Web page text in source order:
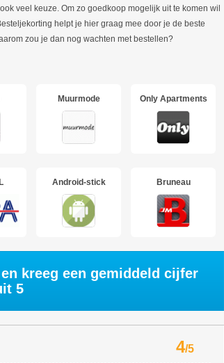
veel keuze. Om zo goedkoop mogelijk uit te komen wil
helpt je hier graag mee door je de beste
zou je dan nog wachten met bestellen?
Muurmode Only Apartments
Android-stick Bruneau
kreeg een gemiddeld cijfer
5
4/5